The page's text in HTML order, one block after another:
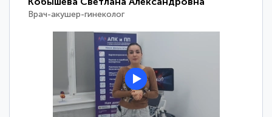
Врач-акушер-гинеколог